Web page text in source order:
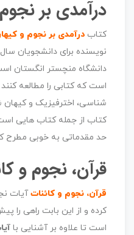
درآمدی بر
کتاب درآمدی بر نجوم و
نویسنده برای دانشجویان
دانشگاه منچستر انگستان
است که کتابی را مطالعه
شناسی، اخترفیزیک و کیهان
کتاب از جمله کتاب هایی
حد مقدماتی به خوبی مطرح
قرآن، نجوم و
قرآن، نجوم و کائناتآیات
کرده و از این بابت راهی را
است تا علاوه بر آشنایی با